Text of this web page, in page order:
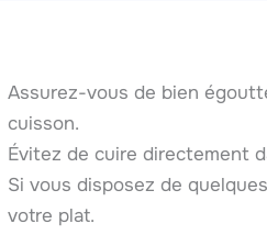
Assurez-vous de bien
cuisson.
Évitez de cuire directement
Si vous disposez de
votre plat.